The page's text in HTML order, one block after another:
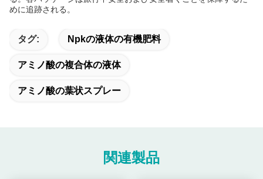
めに追跡される。
タグ: Npkの液体の有機肥料
アミノ酸の複合体の液体
アミノ酸の葉状スプレー
関連製品